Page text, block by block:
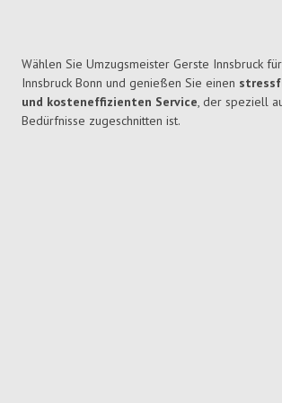
Wählen Sie Umzugsmeister Gerste Innsbruck
Innsbruck Bonn und genießen Sie einen
und kosteneffizienten Service, der speziell
Bedürfnisse zugeschnitten ist.